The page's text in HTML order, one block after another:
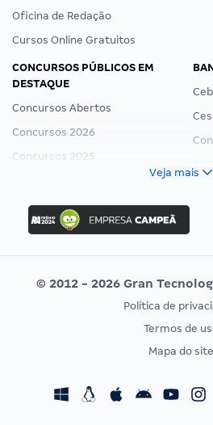
Oficina de Redação
Cursos Online Gratuitos
CONCURSOS PÚBLICOS EM
DESTAQUE
Concursos Abertos
Concursos 2026
Concursos 2025
Concurso Ibama
Concurso MPU
Editais publicados
CONCURSOS POR PROFISSÃO
Concursos Fiscais
Veja mais
© 2012 - 2026 Gran
Política de
Termos de
Mapa do site